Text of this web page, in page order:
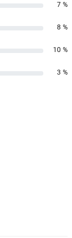
7 %
8 %
10 %
3 %